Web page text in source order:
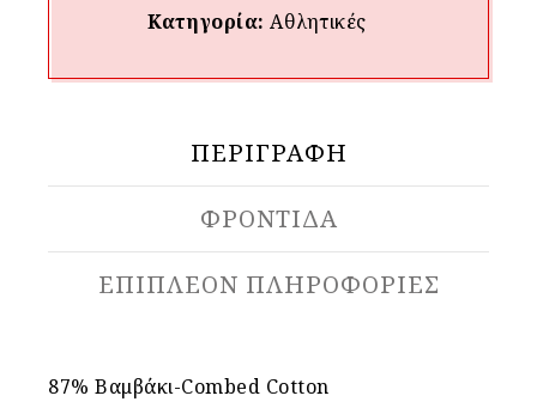
Κατηγορία: Αθλητικές
ΠΕΡΙΓΡΑΦΉ
ΦΡΟΝΤΙΔΑ
ΕΠΙΠΛΈΟΝ ΠΛΗΡΟΦΟΡΊΕΣ
87% Βαμβάκι-Combed Cotton